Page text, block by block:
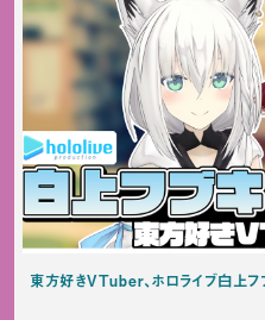
東方好きVTuber、ホロライブ白上フ